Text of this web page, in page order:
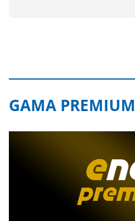
GAMA PREMIUM